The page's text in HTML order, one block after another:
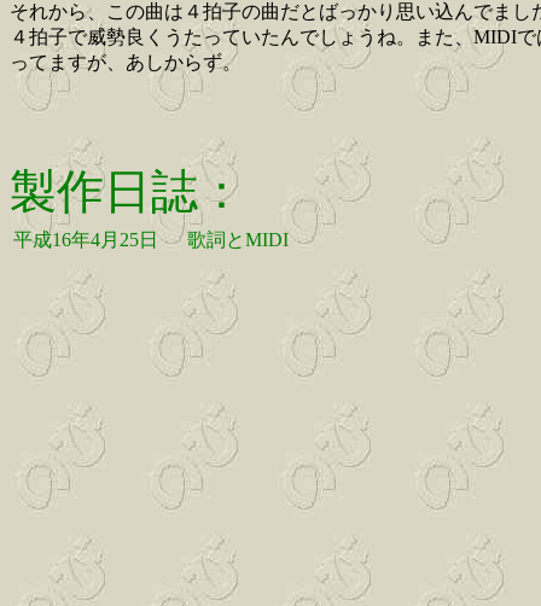
それから、この曲は４拍子の曲だとばっかり思い込んでま
４拍子で威勢良くうたっていたんでしょうね。また、MIDI
ってますが、あしからず。
製作日誌：
平成16年4月25日 歌詞とMIDI